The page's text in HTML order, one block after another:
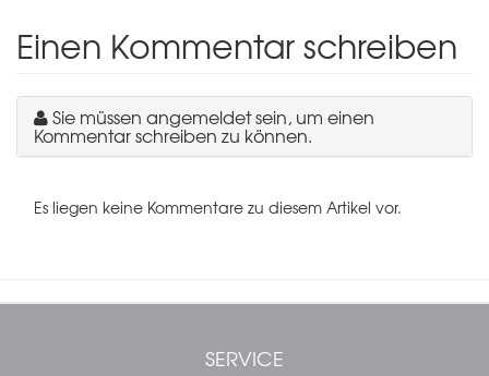
Einen Kommentar schreiben
Sie müssen angemeldet sein, um einen
Kommentar schreiben zu können.
Es liegen keine Kommentare zu diesem Artikel vor.
SERVICE